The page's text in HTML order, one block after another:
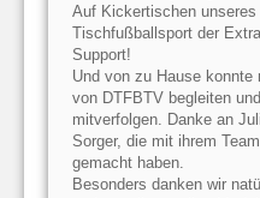
Auf Kickertischen unseres
Tischfußballsport der
Support!
Und von zu Hause konnte
von DTFBTV begleiten
mitverfolgen. Danke an
Sorger, die mit ihrem
gemacht haben.
Besonders danken wir